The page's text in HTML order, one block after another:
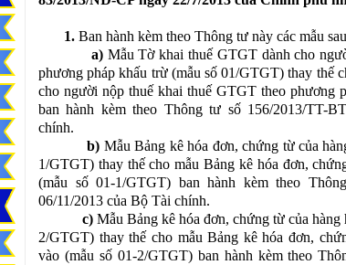
1. Ban hành kèm theo Thông tư này các mẫu
a)Mẫu Tờ khai thuế GTGT dành cho
phương pháp khấu trừ (mẫu số 01/GTGT) thay thế
cho người nộp thuế khai thuế GTGT theo phương
ban hành kèm theo Thông tư số 156/2013/TT-
chính.
b) Mẫu Bảng kê hóa đơn, chứng từ của
1/GTGT) thay thế cho mẫu Bảng kê hóa đơn,
(mẫu số 01-1/GTGT) ban hành kèm theo
06/11/2013 của Bộ Tài chính.
c) Mẫu Bảng kê hóa đơn, chứng từ của
2/GTGT) thay thế cho mẫu Bảng kê hóa đơn,
vào (mẫu số 01-2/GTGT) ban hành kèm theo